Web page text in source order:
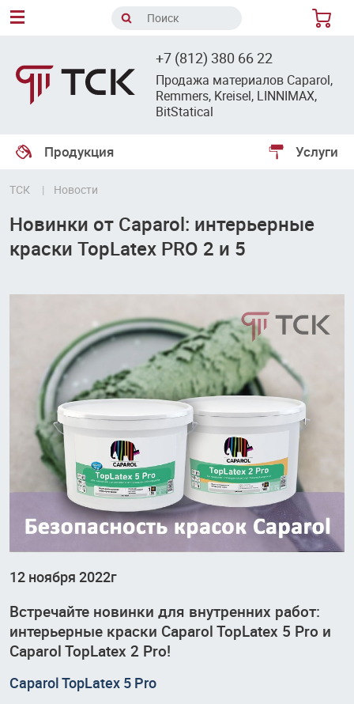
+7 (812) 380 66 22
Продажа материалов Caparol,
Remmers, Kreisel, LINNIMAX,
BitStatical
Продукция Услуги
ТСК Новости
Новинки от Caparol: интерьерные
краски TopLatex PRO 2 и 5
12 ноября 2022г
Встречайте новинки для внутренних работ:
интерьерные краски Caparol TopLatex 5 Pro и
Caparol TopLatex 2 Pro!
Caparol TopLatex 5 Pro